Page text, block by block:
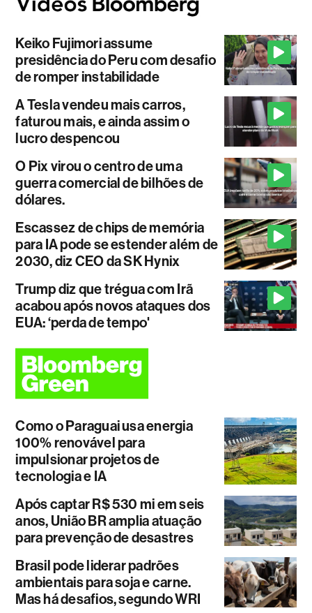
Keiko Fujimori assume
presidência do Peru com desafio
de romper instabilidade
A Tesla vendeu mais carros,
faturou mais, e ainda assim o
lucro despencou
O Pix virou o centro de uma
guerra comercial de bilhões de
dólares.
Escassez de chips de memória
para IA pode se estender além de
2030, diz CEO da SK Hynix
Trump diz que trégua com Irã
acabou após novos ataques dos
EUA: ‘perda de tempo'
Como o Paraguai usa energia
100% renovável para
impulsionar projetos de
tecnologia e IA
Após captar R$ 530 mi em seis
anos, União BR amplia atuação
para prevenção de desastres
Brasil pode liderar padrões
ambientais para soja e carne.
Mas há desafios, segundo WRI